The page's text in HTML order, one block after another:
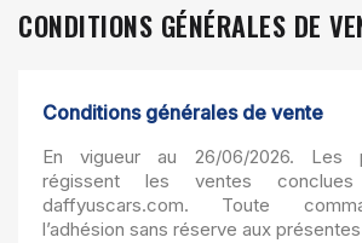
CONDITIONS GÉNÉRALES DE
Conditions générales de vente
En vigueur au 26/06/2026. Les
régissent les ventes
daffyuscars.com. Toute
l’adhésion sans réserve aux